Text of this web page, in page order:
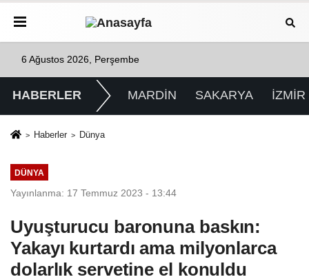
6 Ağustos 2026, Perşembe
HABERLER MARDİN SAKARYA İZMİR
Haberler Dünya
DÜNYA
Yayınlanma: 17 Temmuz 2023 - 13:44
Uyuşturucu baronuna baskın:
Yakayı kurtardı ama milyonlarca
dolarlık servetine el konuldu